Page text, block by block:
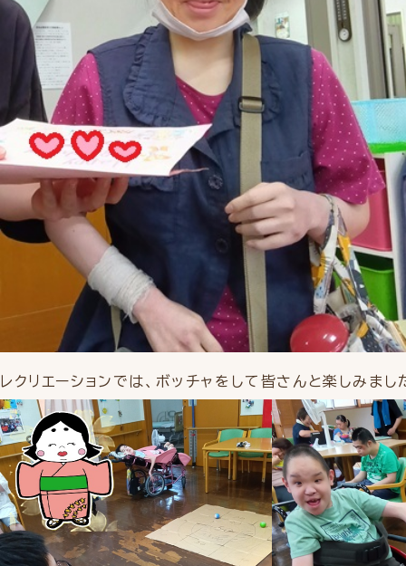
レクリエーションでは、ボッチャをして皆さんと楽しみま